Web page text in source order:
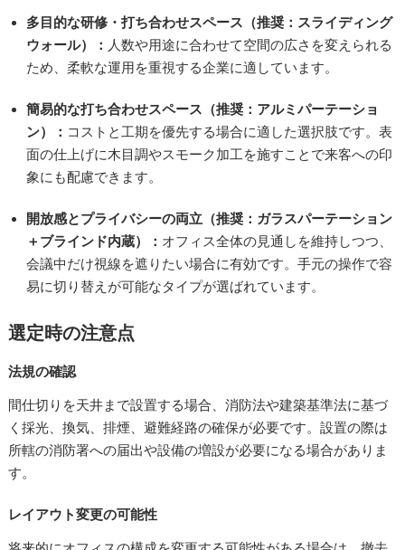
多目的な研修・打ち合わせスペース（推奨：スライディング
ウォール）： 人数や用途に合わせて空間の広さを変えられる
ため、柔軟な運用を重視する企業に適しています。
簡易的な打ち合わせスペース（推奨：アルミパーテーショ
ン）： コストと工期を優先する場合に適した選択肢です。表
面の仕上げに木目調やスモーク加工を施すことで来客への印
象にも配慮できます。
開放感とプライバシーの両立（推奨：ガラスパーテーション
＋ブラインド内蔵）： オフィス全体の見通しを維持しつつ、
会議中だけ視線を遮りたい場合に有効です。手元の操作で容
易に切り替えが可能なタイプが選ばれています。
選定時の注意点
法規の確認
間仕切りを天井まで設置する場合、消防法や建築基準法に基づ
く採光、換気、排煙、避難経路の確保が必要です。設置の際は
所轄の消防署への届出や設備の増設が必要になる場合がありま
す。
レイアウト変更の可能性